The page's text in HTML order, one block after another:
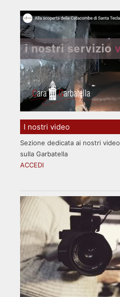
I nostri video
Sezione dedicata ai nostri video
sulla Garbatella
ACCEDI